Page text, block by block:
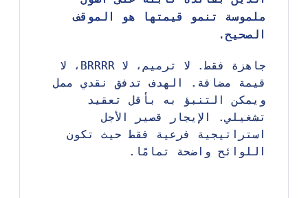
ملموسة تنمو قيمتها هو الموقف
الصحيح.
جاهزة فقط. لا ترميم، لا BRRRR، لا
قيمة مضافة. الهدف تدفق نقدي ممل
ويمكن التنبؤ به بأقل تعقيد
تشغيلي. الإيجار قصير الأجل
استراتيجية فرعية فقط حيث تكون
اللوائح واضحة تمامًا.
ملموسة تنمو قيمتها هو الموقف
الصحيح.
جاهزة فقط. لا ترميم، لا BRRRR، لا
قيمة مضافة. الهدف تدفق نقدي ممل
ويمكن التنبؤ به بأقل تعقيد
تشغيلي. الإيجار قصير الأجل
استراتيجية فرعية فقط حيث تكون
اللوائح واضحة تمامًا.